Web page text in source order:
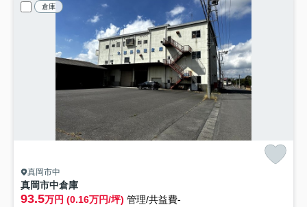
倉庫
真岡市中
真岡市中倉庫
93.5万円 (0.16万円/坪) 管理/共益費-